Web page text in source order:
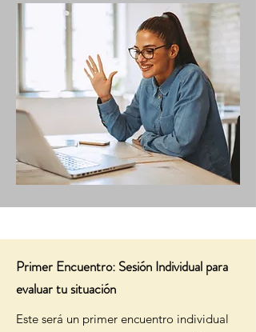
Primer Encuentro: Sesión Individual para
evaluar tu situación
Este será un primer encuentro individual